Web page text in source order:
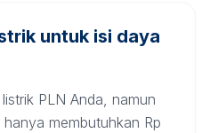
untuk isi daya
PLN Anda, namun
membutuhkan Rp